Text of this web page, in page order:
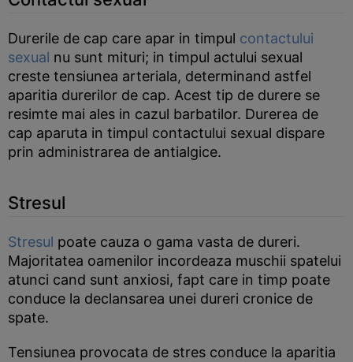
Durerile de cap care apar in timpul contactului
sexual nu sunt mituri; in timpul actului sexual
creste tensiunea arteriala, determinand astfel
aparitia durerilor de cap. Acest tip de durere se
resimte mai ales in cazul barbatilor. Durerea de
cap aparuta in timpul contactului sexual dispare
prin administrarea de antialgice.
Stresul
Stresul poate cauza o gama vasta de dureri.
Majoritatea oamenilor incordeaza muschii spatelui
atunci cand sunt anxiosi, fapt care in timp poate
conduce la declansarea unei dureri cronice de
spate.
Tensiunea provocata de stres conduce la aparitia